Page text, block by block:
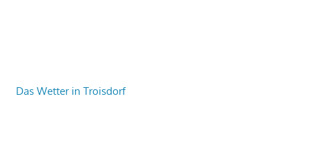
Das Wetter in Troisdorf